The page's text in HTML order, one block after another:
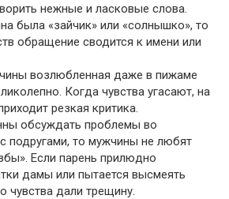
нежные и ласковые слова.
была «зайчик» или «солнышко», то
обращение сводится к имени или
возлюбленная даже в пижаме
Когда чувства угасают, на
резкая критика.
обсуждать проблемы во
подругами, то мужчины не любят
Если парень прилюдно
дамы или пытается высмеять
чувства дали трещину.